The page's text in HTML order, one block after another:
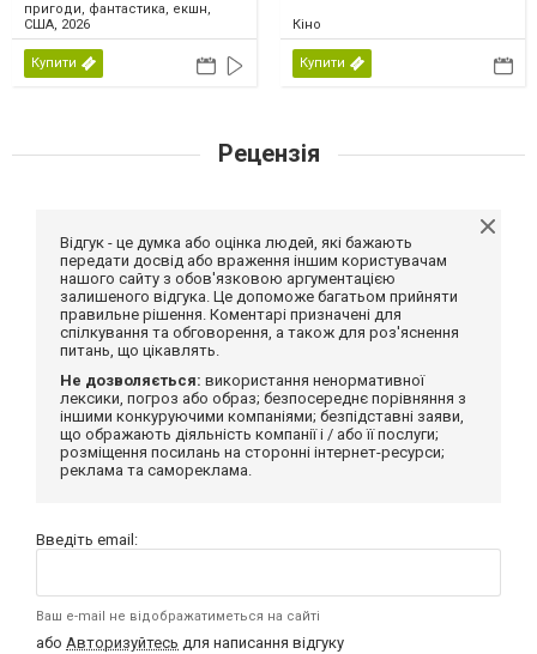
пригоди, фантастика, екшн,
США, 2026
Купити
Кіно
Купити
Рецензія
Відгук - це думка або оцінка людей, які бажають
передати досвід або враження іншим користувачам
нашого сайту з обов'язковою аргументацією
залишеного відгука. Це допоможе багатьом прийняти
правильне рішення. Коментарі призначені для
спілкування та обговорення, а також для роз'яснення
питань, що цікавлять.
Не дозволяється: використання ненормативної
лексики, погроз або образ; безпосереднє порівняння з
іншими конкуруючими компаніями; безпідставні заяви,
що ображають діяльність компанії і / або її послуги;
розміщення посилань на сторонні інтернет-ресурси;
реклама та самореклама.
Введіть email:
Ваш e-mail не відображатиметься на сайті
або Авторизуйтесь для написання відгуку